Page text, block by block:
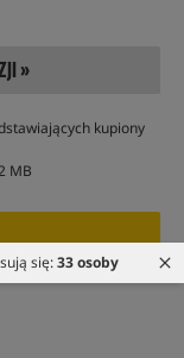
się:33 osoby
»
kupiony
MB